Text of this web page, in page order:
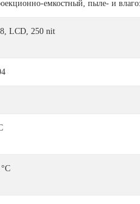
емкостный, пыле- и
LCD, 250 nit